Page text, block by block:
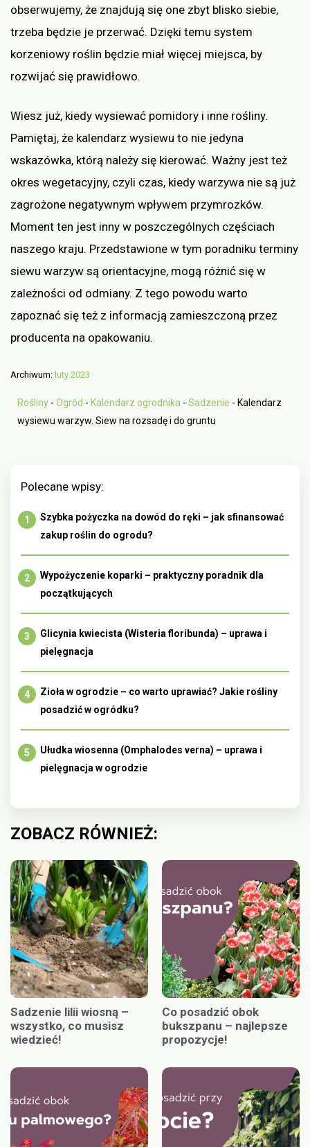
obserwujemy, że znajdują się one zbyt blisko siebie,
trzeba będzie je przerwać. Dzięki temu system
korzeniowy roślin będzie miał więcej miejsca, by
rozwijać się prawidłowo.
Wiesz już, kiedy wysiewać pomidory i inne rośliny.
Pamiętaj, że kalendarz wysiewu to nie jedyna
wskazówka, którą należy się kierować. Ważny jest też
okres wegetacyjny, czyli czas, kiedy warzywa nie są już
zagrożone negatywnym wpływem przymrozków.
Moment ten jest inny w poszczególnych częściach
naszego kraju. Przedstawione w tym poradniku terminy
siewu warzyw są orientacyjne, mogą różnić się w
zależności od odmiany. Z tego powodu warto
zapoznać się też z informacją zamieszczoną przez
producenta na opakowaniu.
Archiwum: luty 2023
Rośliny - Ogród - Kalendarz ogrodnika - Sadzenie - Kalendarz
wysiewu warzyw. Siew na rozsadę i do gruntu
Polecane wpisy:
Szybka pożyczka na dowód do ręki – jak sfinansować
zakup roślin do ogrodu?
Wypożyczenie koparki – praktyczny poradnik dla
początkujących
Glicynia kwiecista (Wisteria floribunda) – uprawa i
pielęgnacja
Zioła w ogrodzie – co warto uprawiać? Jakie rośliny
posadzić w ogródku?
Ułudka wiosenna (Omphalodes verna) – uprawa i
pielęgnacja w ogrodzie
ZOBACZ RÓWNIEŻ:
Sadzenie lilii wiosną –
wszystko, co musisz
wiedzieć!
Co posadzić obok
bukszpanu – najlepsze
propozycje!